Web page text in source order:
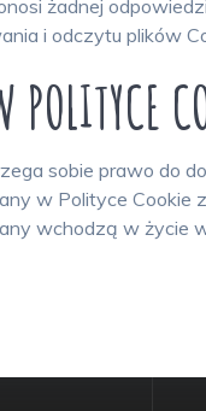
żadnej
i odczytu plików
sobie prawo do
w Polityce Cookie
wchodzą w życie